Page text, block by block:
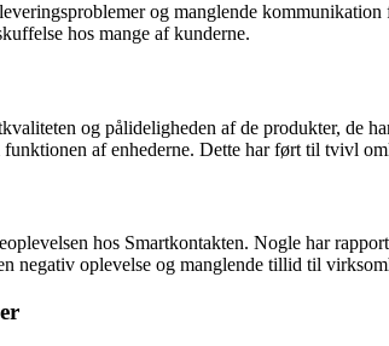
og manglende
hos mange af kunderne.
og pålideligheden af de produkter, de
af enhederne. Dette har ført til tvivl
hos Smartkontakten. Nogle har
negativ oplevelse og manglende tillid til